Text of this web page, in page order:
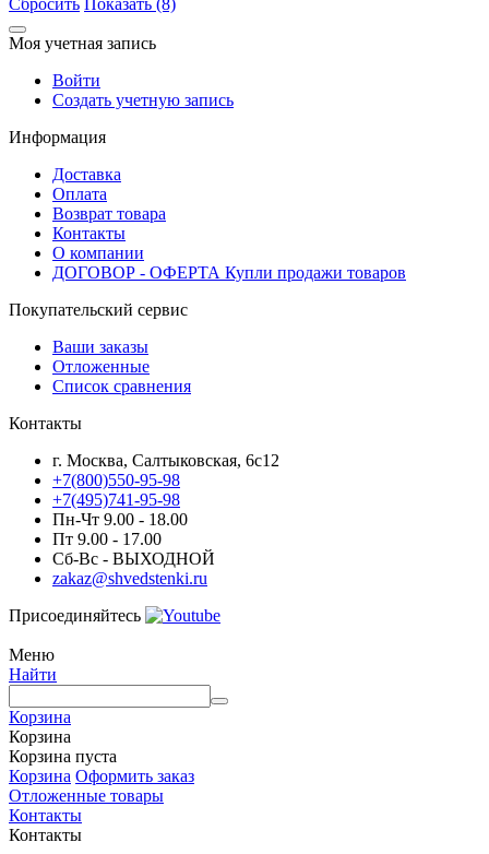
Сбросить Показать (8)
Моя учетная запись
Войти
Создать учетную запись
Информация
Доставка
Оплата
Возврат товара
Контакты
О компании
ДОГОВОР - ОФЕРТА Купли продажи товаров
Покупательский сервис
Ваши заказы
Отложенные
Список сравнения
Контакты
г. Москва, Салтыковская, 6с12
+7(800)550-95-98
+7(495)741-95-98
Пн-Чт 9.00 - 18.00
Пт 9.00 - 17.00
Сб-Вс - ВЫХОДНОЙ
zakaz@shvedstenki.ru
Присоединяйтесь
Меню
Найти
Корзина
Корзина
Корзина пуста
Корзина Оформить заказ
Отложенные товары
Контакты
Контакты